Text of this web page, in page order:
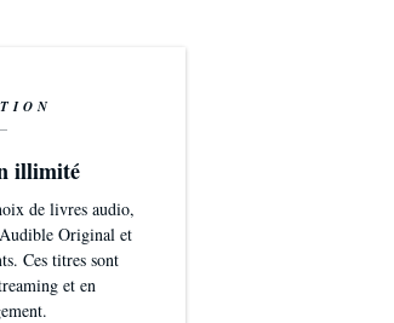
illimité
de livres audio,
Original et
Ces titres sont
et en